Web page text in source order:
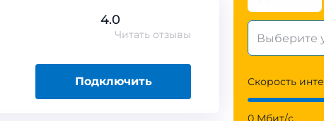
4.0
Читать отзывы
Подключить Скорость
0 Мбит/с